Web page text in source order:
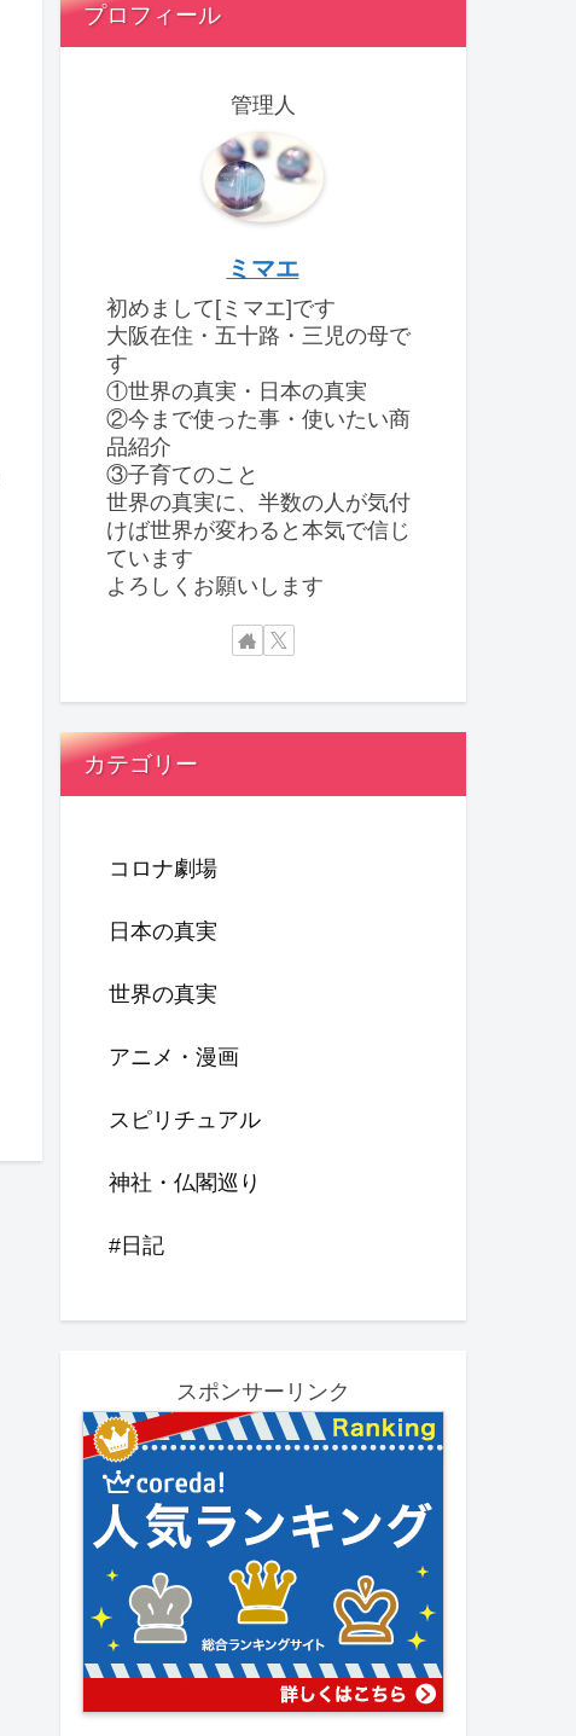
プロフィール
管理人
ミマエ
初めまして[ミマエ]です
大阪在住・五十路・三児の母で
す
①世界の真実・日本の真実
②今まで使った事・使いたい商
品紹介
③子育てのこと
世界の真実に、半数の人が気付
けば世界が変わると本気で信じ
ています
よろしくお願いします
カテゴリー
コロナ劇場
日本の真実
世界の真実
アニメ・漫画
スピリチュアル
神社・仏閣巡り
#日記
スポンサーリンク